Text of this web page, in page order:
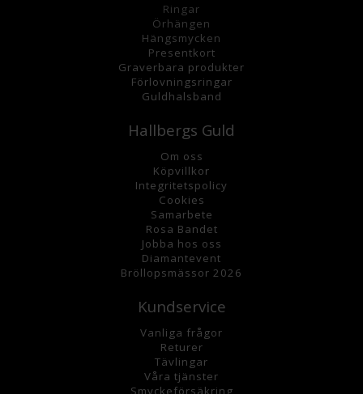
Ringar
Örhängen
Hängsmycken
Presentkort
Graverbara produkter
Förlovningsringar
Guldhalsband
Hallbergs Guld
Om oss
Köpvillkor
Integritetspolicy
Cookies
Samarbete
Rosa Bandet
Jobba hos oss
Diamantevent
Bröllopsmässor 2026
Kundservice
Vanliga frågor
Returer
Tävlingar
Våra tjänster
Smyckeförsäkring